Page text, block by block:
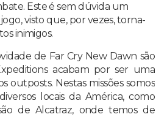
Este é sem dúvida um
visto que, por vezes, torna-
inimigos.
de Far Cry New Dawn são
acabam por ser uma
outposts. Nestas missões somos
locais da América, como
de Alcatraz, onde temos de